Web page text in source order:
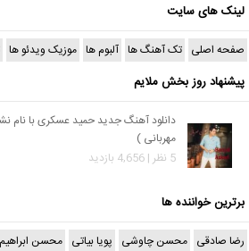
لینک های سایت
صفحه اصلی تک آهنگ ها آلبوم ها موزیک ویدئو ها
پیشنهاد روز بخش ملایم
دانلود آهنگ جدید حمید عسکری با نام
مهربانی )
5 نظر | 4,656 بازدید
برترین خواننده ها
رضا صادقی محسن چاوشی پویا بیاتی محسن ابراهیم